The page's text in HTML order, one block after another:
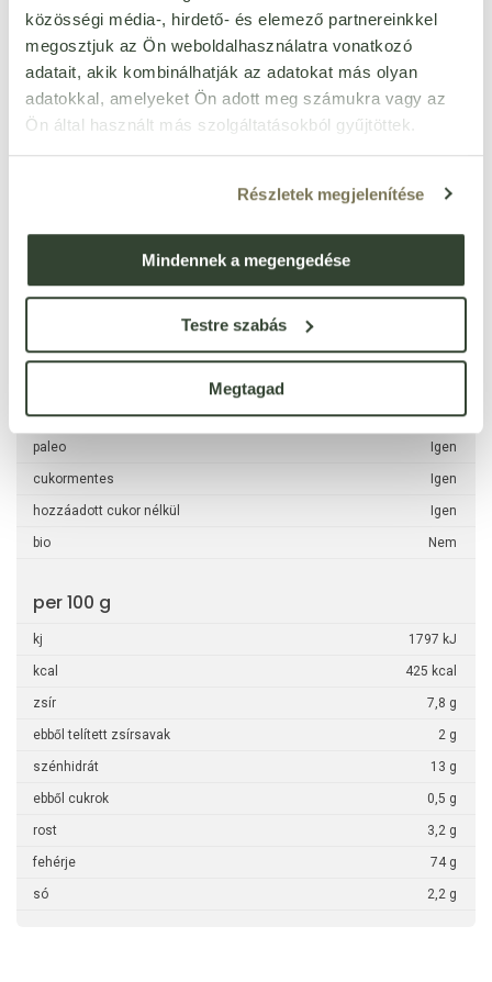
közösségi média-, hirdető- és elemező partnereinkkel
megosztjuk az Ön weboldalhasználatra vonatkozó
adatait, akik kombinálhatják az adatokat más olyan
adatokkal, amelyeket Ön adott meg számukra vagy az
Ön által használt más szolgáltatásokból gyűjtöttek.
Részletek megjelenítése
Mindennek a megengedése
Testre szabás
Megtagad
aromák, ízfokozó (glicin és nátriumsója), L-arginin, emulgeálószer:
lecitinek (szója), quinoa liszt 1,6%, sűrítőanyagok (karragén,
cellulózgumi), goji bogyópor 1,1%, acai bogyópor 0,6%, étkezési só,
fahéj, édesítőszer (szukralóz).
tartósítószer-mentes Igen
pálmaolajmentes Igen
vegán Igen
paleo Igen
cukormentes Igen
hozzáadott cukor nélkül Igen
bio Nem
per 100 g
kj 1797 kJ
kcal 425 kcal
zsír 7,8 g
ebből telített zsírsavak 2 g
szénhidrát 13 g
ebből cukrok 0,5 g
rost 3,2 g
fehérje 74 g
só 2,2 g